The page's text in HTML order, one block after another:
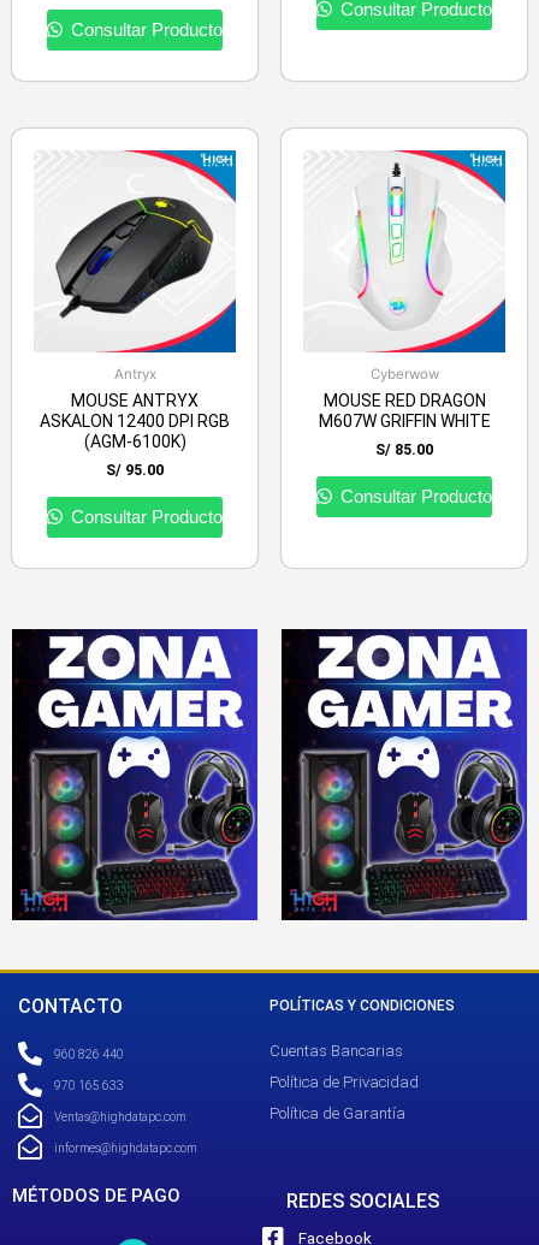
Consultar Producto
Consultar Producto
Antryx
MOUSE ANTRYX
ASKALON 12400 DPI RGB
(AGM-6100K)
S/ 95.00
Consultar Producto
Cyberwow
MOUSE RED DRAGON
M607W GRIFFIN WHITE
S/ 85.00
Consultar Producto
CONTACTO
960 826 440
970 165 633
Ventas@highdatapc.com
informes@highdatapc.com
POLÍTICAS Y CONDICIONES
Cuentas Bancarias
Política de Privacidad
Política de Garantía
MÉTODOS DE PAGO REDES SOCIALES
Facebook